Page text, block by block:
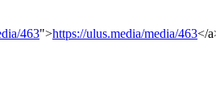
463">https://ulus.media/media/463</